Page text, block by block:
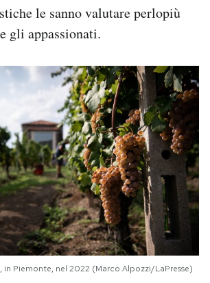
le sanno valutare perlopiù
gli appassionati.
in Piemonte, nel 2022 (Marco Alpozzi/LaPresse)